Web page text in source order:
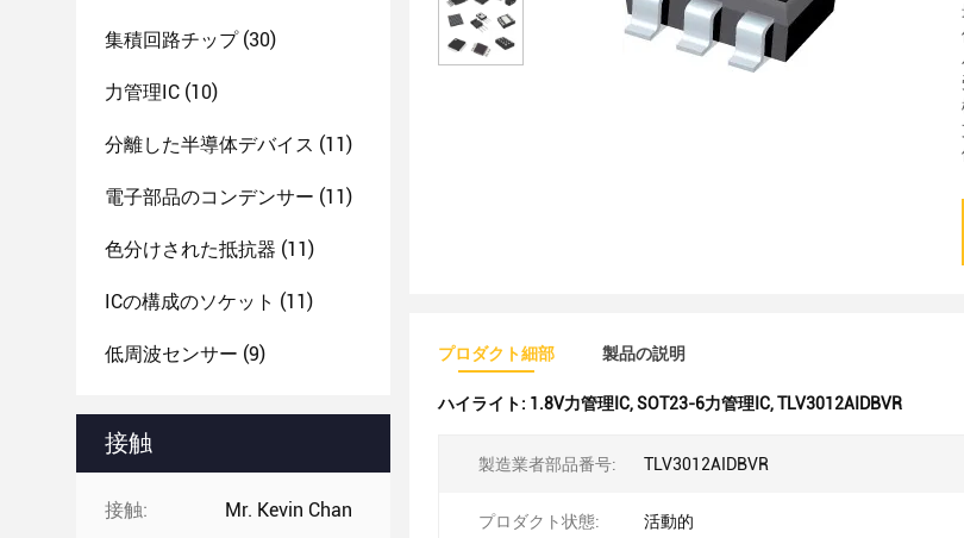
集積回路チップ(30)
力管理IC (10)
分離した半導体デバイス (11)
電子部品のコンデンサー (11)
色分けされた抵抗器 (11)
ICの構成のソケット (11)
低周波センサー (9)
接触
接触: Mr. Kevin Chan
プロダクト細部 製品の説明
ハイライト: 1.8V力管理IC,SOT23-6力管理IC,TLV3012AIDBVR
製造業者部品番号: TLV3012AIDBVR
プロダクト状態: 活動的